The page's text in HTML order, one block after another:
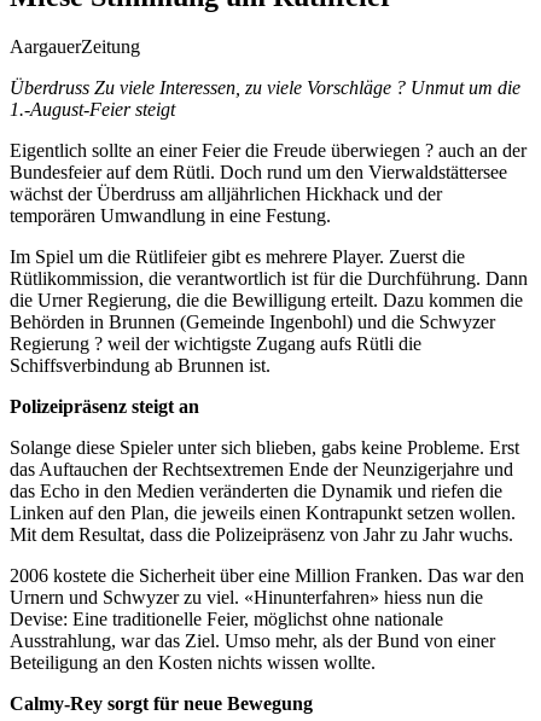
AargauerZeitung
Überdruss Zu viele Interessen, zu viele Vorschläge ? Unmut um die
1.-August-Feier steigt
Eigentlich sollte an einer Feier die Freude überwiegen ? auch an der
Bundesfeier auf dem Rütli. Doch rund um den Vierwaldstättersee
wächst der Überdruss am alljährlichen Hickhack und der
temporären Umwandlung in eine Festung.
Im Spiel um die Rütlifeier gibt es mehrere Player. Zuerst die
Rütlikommission, die verantwortlich ist für die Durchführung. Dann
die Urner Regierung, die die Bewilligung erteilt. Dazu kommen die
Behörden in Brunnen (Gemeinde Ingenbohl) und die Schwyzer
Regierung ? weil der wichtigste Zugang aufs Rütli die
Schiffsverbindung ab Brunnen ist.
Polizeipräsenz steigt an
Solange diese Spieler unter sich blieben, gabs keine Probleme. Erst
das Auftauchen der Rechtsextremen Ende der Neunzigerjahre und
das Echo in den Medien veränderten die Dynamik und riefen die
Linken auf den Plan, die jeweils einen Kontrapunkt setzen wollen.
Mit dem Resultat, dass die Polizeipräsenz von Jahr zu Jahr wuchs.
2006 kostete die Sicherheit über eine Million Franken. Das war den
Urnern und Schwyzer zu viel. «Hinunterfahren» hiess nun die
Devise: Eine traditionelle Feier, möglichst ohne nationale
Ausstrahlung, war das Ziel. Umso mehr, als der Bund von einer
Beteiligung an den Kosten nichts wissen wollte.
Calmy-Rey sorgt für neue Bewegung